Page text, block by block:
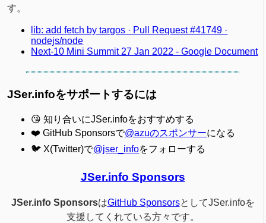
す。
lib: add fetch by targos · Pull Request #41749 ·
nodejs/node
Next-10 Mini Summit 27 Jan 2022 - Google Document
JSer.infoをサポートするには
😘 知り合いにJSer.infoをおすすめする
❤️ GitHub Sponsorsで@azuのスポンサーになる
🐦 X(Twitter)で@jser_infoをフォローする
JSer.info Sponsors
JSer.info SponsorsはGitHub SponsorsとしてJSer.infoを
支援してくれている方々です。